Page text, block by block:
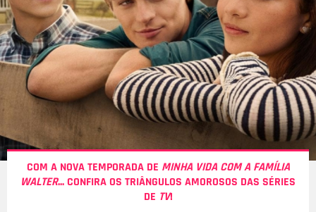
COM A NOVA TEMPORADA DE MINHA VIDA COM A FAMÍLIA
WALTER... CONFIRA OS TRIÂNGULOS AMOROSOS DAS SÉRIES
DE TV!